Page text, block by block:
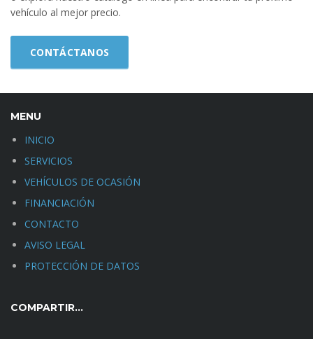
vehículo al mejor precio.
CONTÁCTANOS
MENU
INICIO
SERVICIOS
VEHÍCULOS DE OCASIÓN
FINANCIACIÓN
CONTACTO
AVISO LEGAL
PROTECCIÓN DE DATOS
COMPARTIR…